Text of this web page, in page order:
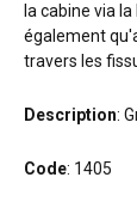
la cabine via
également
travers les
Description:
Code: 1405